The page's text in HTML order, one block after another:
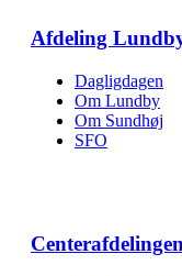
Afdeling
Dagligdagen
Om Lundby
Om Sundhøj
SFO